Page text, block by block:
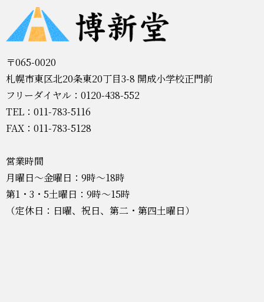
〒065-0020
札幌市東区北20条東20丁目3-8 開成小学校正門前
フリーダイヤル：0120-438-552
TEL：011-783-5116
FAX：011-783-5128
営業時間
月曜日～金曜日：9時～18時
第1・3・5土曜日：9時～15時
（定休日：日曜、祝日、第二・第四土曜日）